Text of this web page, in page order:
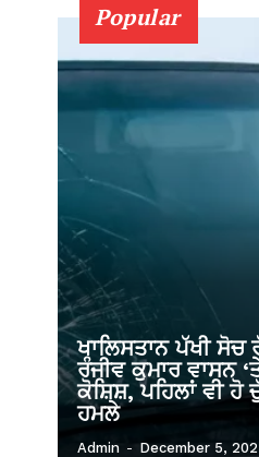
Popular
ਖਾਲਿਸਤਾਨ ਪੱਖੀ
ਰੰਜੀਵ ਕੁਮਾਰ ਵਾਸਨ
ਕੋਸ਼ਿਸ਼, ਪਹਿਲਾਂ ਵੀ ਹੋ
ਹਮਲੇ
Admin - December 5,